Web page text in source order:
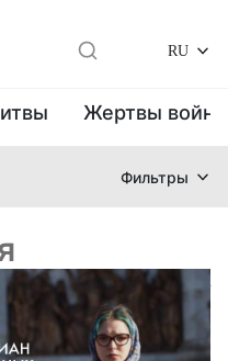
RU
Жертвы
Фильтры